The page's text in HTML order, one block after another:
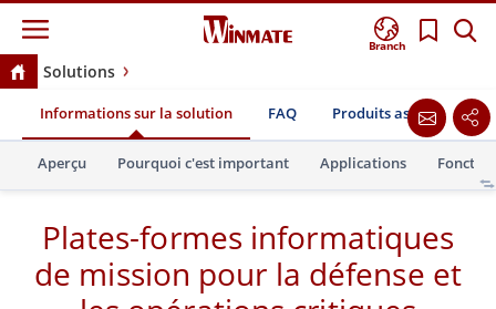
Branch
Solutions
Plates-formes informatiques de mission pour la défense
et les opérations critiques
Plates-formes informatiques
de mission pour la défense et
Informations sur la solution FAQ Produits associés
Aperçu Pourquoi c'est important Applications